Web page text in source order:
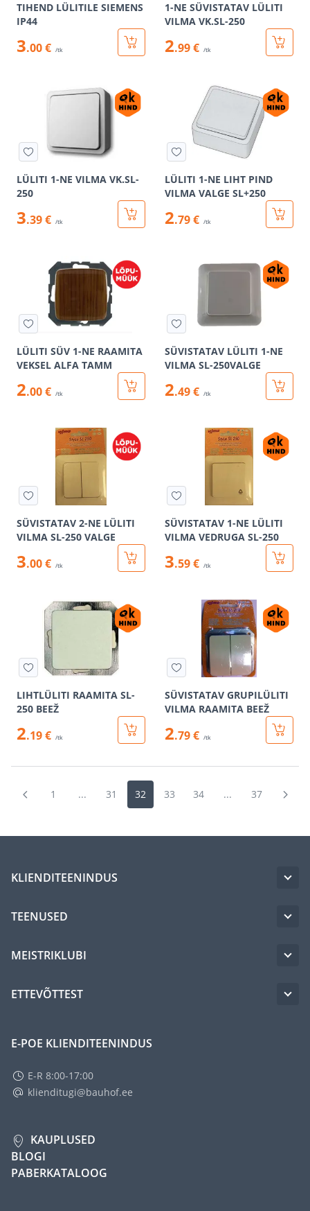
TIHEND LÜLITILE SIEMENS
IP44
3.00 € /tk
1-NE SÜVISTATAV LÜLITI
VILMA VK.SL-250
2.99 € /tk
LÜLITI 1-NE VILMA VK.SL-
250
3.39 € /tk
LÜLITI 1-NE LIHT PIND
VILMA VALGE SL+250
2.79 € /tk
LÜLITI SÜV 1-NE RAAMITA
VEKSEL ALFA TAMM
2.00 € /tk
SÜVISTATAV LÜLITI 1-NE
VILMA SL-250VALGE
2.49 € /tk
SÜVISTATAV 2-NE LÜLITI
VILMA SL-250 VALGE
3.00 € /tk
SÜVISTATAV 1-NE LÜLITI
VILMA VEDRUGA SL-250
3.59 € /tk
LIHTLÜLITI RAAMITA SL-
250 BEEŽ
2.19 € /tk
SÜVISTATAV GRUPILÜLITI
VILMA RAAMITA BEEŽ
2.79 € /tk
1 ... 31 32 33 34 ... 37
KLIENDITEENINDUS
TEENUSED
MEISTRIKLUBI
ETTEVÕTTEST
E-POE KLIENDITEENINDUS
E-R 8:00-17:00
klienditugi@bauhof.ee
KAUPLUSED
BLOGI
PABERKATALOOG